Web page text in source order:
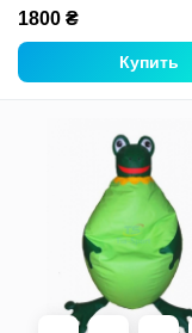
1800 ₴
Купить